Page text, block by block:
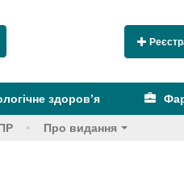
здоров’я
Про видання